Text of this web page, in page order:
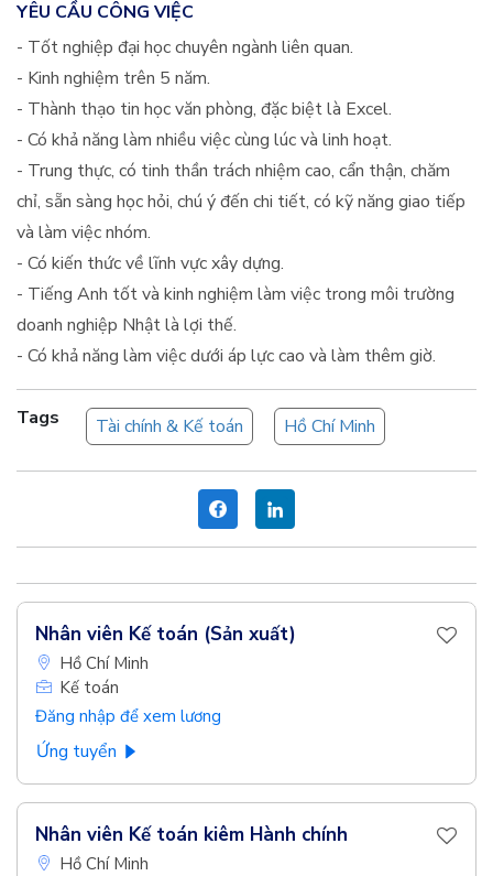
YÊU CẦU CÔNG VIỆC
- Tốt nghiệp đại học chuyên ngành liên quan.
- Kinh nghiệm trên 5 năm.
- Thành thạo tin học văn phòng, đặc biệt là Excel.
- Có khả năng làm nhiều việc cùng lúc và linh hoạt.
- Trung thực, có tinh thần trách nhiệm cao, cẩn thận, chăm
chỉ, sẵn sàng học hỏi, chú ý đến chi tiết, có kỹ năng giao tiếp
và làm việc nhóm.
- Có kiến thức về lĩnh vực xây dựng.
- Tiếng Anh tốt và kinh nghiệm làm việc trong môi trường
doanh nghiệp Nhật là lợi thế.
- Có khả năng làm việc dưới áp lực cao và làm thêm giờ.
Tags Tài chính & Kế toán Hồ Chí Minh
Nhân viên Kế toán (Sản xuất)
Hồ Chí Minh
Kế toán
Đăng nhập để xem lương
Ứng tuyển
Nhân viên Kế toán kiêm Hành chính
Hồ Chí Minh